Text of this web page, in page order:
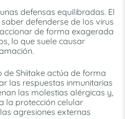
defensas equilibradas. El
defenderse de los virus
de forma exagerada
lo que suele causar
Shiitake actúa de forma
las respuestas inmunitarias
las molestias alérgicas y,
la protección celular
agresiones externas